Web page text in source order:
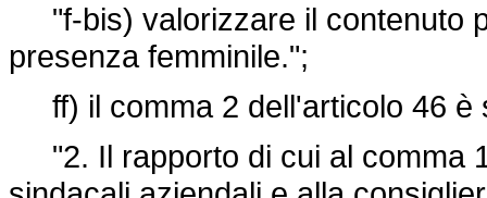
"f-bis) valorizzare il contenuto
presenza femminile.";
ff) il comma 2 dell'articolo 46 è
"2. Il rapporto di cui al comma